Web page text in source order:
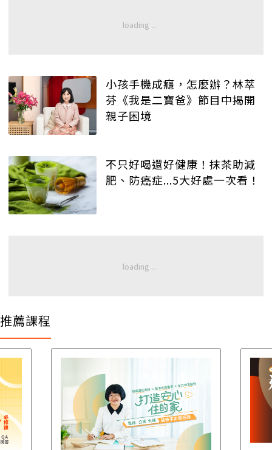
小孩手機成癮，怎麼辦？林萃
芬《我是二寶爸》節目中揭開
親子困境
不只好喝還好健康！抹茶助減
肥、防癌症...5大好處一次看！
推薦課程